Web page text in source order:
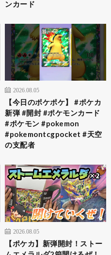
ンカード
2026.08.05
【今日のポケポケ】 #ポケカ
新弾 #開封 #ポケモンカード
#ポケモン #pokemon
#pokemontcgpocket #天空
の支配者
2026.08.05
【ポケカ】新弾開封！ストー